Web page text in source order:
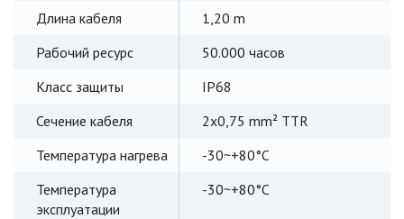
Длина кабеля
1,20 m
Рабочий ресурс
50.000 часов
Класс защиты
IP68
Сечение кабеля
2x0,75 mm² TTR
Температура нагрева
-30~+80°C
Температура
эксплуатации
-30~+80°C